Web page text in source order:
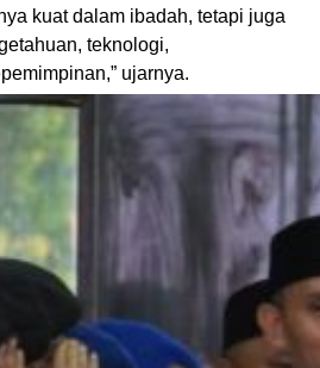
kuat dalam ibadah, tetapi juga
teknologi,
ujarnya.